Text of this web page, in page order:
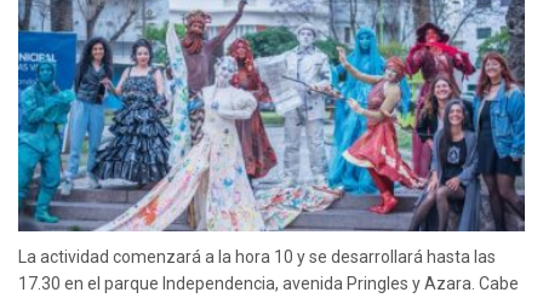
La actividad comenzará a la hora 10 y se desarrollará hasta las
17.30 en el parque Independencia, avenida Pringles y Azara. Cabe